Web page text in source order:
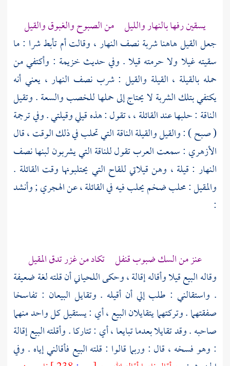
يسقين رفها بالنهار والليل من الصبوح والغبوق والقيل
جعل القيل هاهنا شربة نصف النهار ، وقالت أم تأبط شرا : ما
سقيته غيلا ولا حرمته قيلا . وفي حديث خزيمة : وأكتفي من
حمله بالقيلة ، القيلة والقيل : شرب نصف النهار ، يعني أنه
يكتفي بتلك الشربة لا يحتاج إلى حملها للخصب والسعة . وتقيل
الناقة : حلبها عند القائلة ، ، تقول : هذه قيلي وقيلتي . وفي ترجمة
( صبح ) : والقيل والقيلة الناقة التي تحلب في ذلك الوقت ، قال
الأزهري : سمعت العرب تقول للناقة التي يشربون لبنها نصف
النهار : قيلة ، وهن قيلاتي للقاح التي يحتلبونها وقت القائلة .
والمقيل : محلب ضخم يحلب فيه في القائلة ، عن الهجري ; وأنشد
:
عنز من السك ضبوب قنفل تكاد من غزر تدق المقيل
وقاله البيع قيلا وأقاله إقالة ، وحكىاللحيانيأن قلته لغة ضعيفة
. واستقالني : طلب إلي أن أقيله . وتقايل البيعان : تفاسخا
صفقتهما . وتركتهما يتقايلان البيع ، أي : يستقيل كل واحد منهما
صاحبه . وقد تقايلا بعدما تبايعا ، أي : تتاركا . وأقلته البيع إقالة
: وهو فسخه ، قال : وربما قالوا : قلته البيع فأقالني إياه . وفي